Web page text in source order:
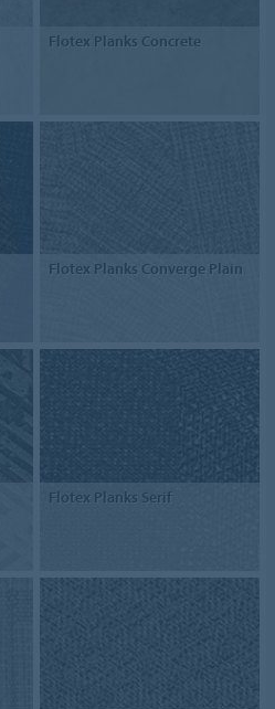
Flotex Planks Concrete
Flotex Planks Converge Plain
Flotex Planks Serif